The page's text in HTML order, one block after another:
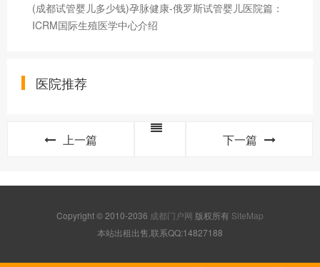
(成都试管婴儿多少钱)孕脉健康-俄罗斯试管婴儿医院篇：
ICRM国际生殖医学中心介绍
医院推荐
上一篇 下一篇
Copyright © 2010-2036 成都门户网 版权所有 SiteMap
本站出租出售,联系QQ:14827188